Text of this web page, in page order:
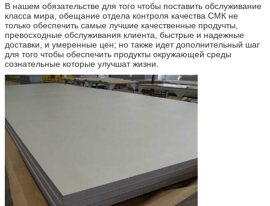
В нашем обязательстве для того чтобы поставить обслуживание
класса мира, обещание отдела контроля качества СМК не
только обеспечить самые лучшие качественные продучты,
превосходные обслуживания клиента, быстрые и надежные
доставки, и умеренные цен; но также идет дополнительный шаг
для того чтобы обеспечить продукты окружающей среды
сознательные которые улучшат жизни.